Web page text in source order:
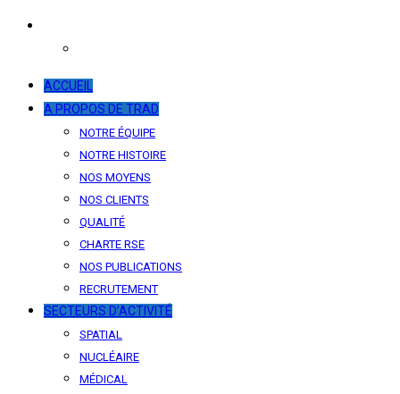
ACCUEIL
A PROPOS DE TRAD
NOTRE ÉQUIPE
NOTRE HISTOIRE
NOS MOYENS
NOS CLIENTS
QUALITÉ
CHARTE RSE
NOS PUBLICATIONS
RECRUTEMENT
SECTEURS D’ACTIVITÉ
SPATIAL
NUCLÉAIRE
MÉDICAL